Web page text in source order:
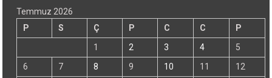
Temmuz 2026
P
S Ç P C C
P
1
2 3 4
5
6
7 8 9 10 11
12